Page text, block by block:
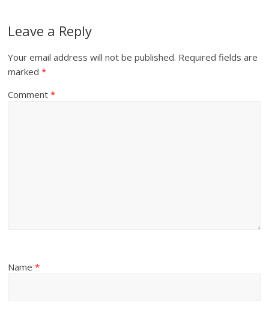
Leave a Reply
Your email address will not be published. Required fields are
marked*
Comment*
Name*